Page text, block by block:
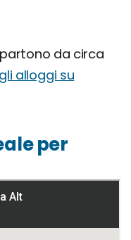
da circa
alloggi su
per